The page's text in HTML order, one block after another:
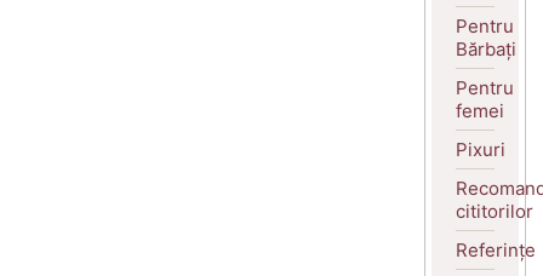
Pentru
Bărbați
Pentru
femei
Pixuri
cititorilor
Referințe